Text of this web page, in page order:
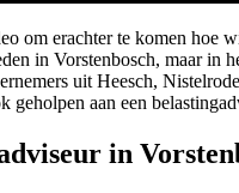
om erachter te komen hoe
in Vorstenbosch, maar in
uit Heesch,
geholpen aan een
in